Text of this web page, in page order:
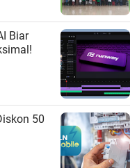
Biar
50